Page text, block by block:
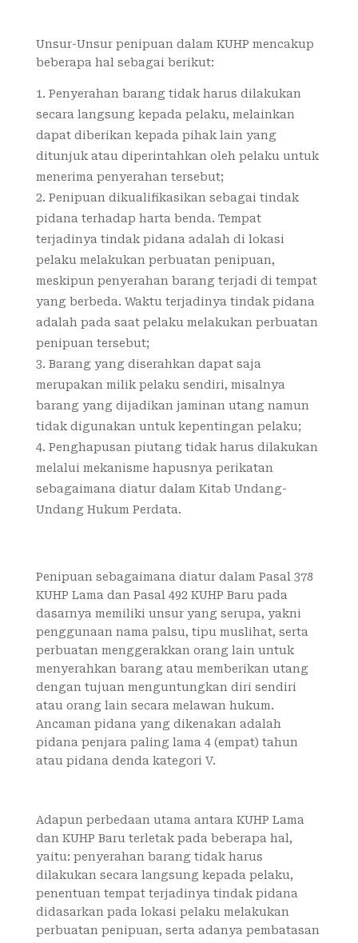
Unsur-Unsur penipuan dalam KUHP mencakup
beberapa hal sebagai berikut:
Penyerahan barang tidak harus dilakukan
secara langsung kepada pelaku, melainkan
dapat diberikan kepada pihak lain yang
ditunjuk atau diperintahkan oleh pelaku untuk
menerima penyerahan tersebut;
Penipuan dikualifikasikan sebagai tindak
pidana terhadap harta benda. Tempat
terjadinya tindak pidana adalah di lokasi
pelaku melakukan perbuatan penipuan,
meskipun penyerahan barang terjadi di tempat
yang berbeda. Waktu terjadinya tindak pidana
adalah pada saat pelaku melakukan perbuatan
penipuan tersebut;
Barang yang diserahkan dapat saja
merupakan milik pelaku sendiri, misalnya
barang yang dijadikan jaminan utang namun
tidak digunakan untuk kepentingan pelaku;
Penghapusan piutang tidak harus dilakukan
melalui mekanisme hapusnya perikatan
sebagaimana diatur dalam Kitab Undang-
Undang Hukum Perdata.
Penipuan sebagaimana diatur dalam Pasal 378
KUHP Lama dan Pasal 492 KUHP Baru pada
dasarnya memiliki unsur yang serupa, yakni
penggunaan nama palsu, tipu muslihat, serta
perbuatan menggerakkan orang lain untuk
menyerahkan barang atau memberikan utang
dengan tujuan menguntungkan diri sendiri
atau orang lain secara melawan hukum.
Ancaman pidana yang dikenakan adalah
pidana penjara paling lama 4 (empat) tahun
atau pidana denda kategori V.
Adapun perbedaan utama antara KUHP Lama
dan KUHP Baru terletak pada beberapa hal,
yaitu: penyerahan barang tidak harus
dilakukan secara langsung kepada pelaku,
penentuan tempat terjadinya tindak pidana
didasarkan pada lokasi pelaku melakukan
perbuatan penipuan, serta adanya pembatasan